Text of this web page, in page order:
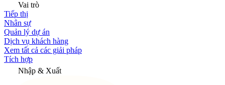
Vai trò
Tiếp thị
Nhân sự
Quản lý dự án
Dịch vụ khách hàng
Xem tất cả các giải pháp
Tích hợp
Nhập & Xuất